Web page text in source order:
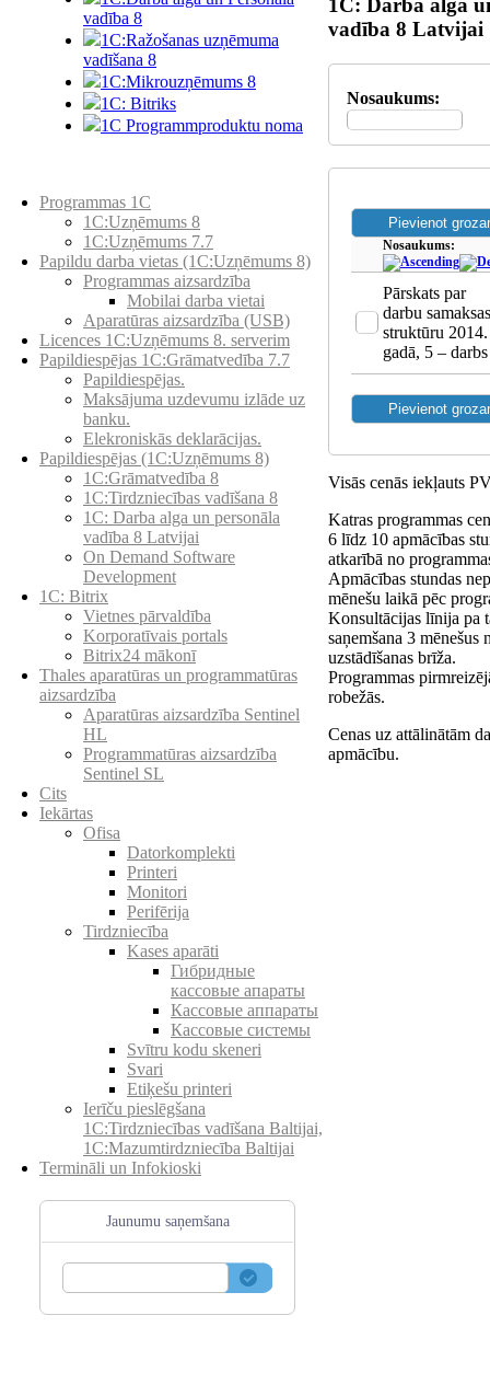
vadība 8
1C:Ražošanas uzņēmuma
vadīšana 8
1С:Мikrouzņēmums 8
1C: Bitriks
1C Programmproduktu noma
Programmas 1C
1C:Uzņēmums 8
1C:Uzņēmums 7.7
Papildu darba vietas (1C:Uzņēmums 8)
Programmas aizsardzība
Mobilai darba vietai
Aparatūras aizsardzība (USB)
Licences 1C:Uzņēmums 8. serverim
Papildiespējas 1C:Grāmatvedība 7.7
Papildiespējas.
Maksājuma uzdevumu izlāde uz
banku.
Elekroniskās deklarācijas.
Papildiespējas (1C:Uzņēmums 8)
1C:Grāmatvedība 8
1C:Tirdzniecības vadīšana 8
1С: Darba alga un personāla
vadība 8 Latvijai
On Demand Software
Development
1C: Bitrix
Vietnes pārvaldība
Korporatīvais portals
Bitrix24 mākonī
Thales aparatūras un programmatūras
aizsardzība
Aparatūras aizsardzība Sentinel
HL
Programmatūras aizsardzība
Sentinel SL
Cits
Iekārtas
Ofisa
Datorkomplekti
Printeri
Monitori
Perifērija
Tirdzniecība
Kases aparāti
Гибридные
кассовые апараты
Кассовые аппараты
Кассовые системы
Svītru kodu skeneri
Svari
Etiķešu printeri
Ierīču pieslēgšana
1C:Tirdzniecības vadīšana Baltijai,
1C:Mazumtirdzniecība Baltijai
Termināli un Infokioski
Jaunumu saņemšana
1С: Darba alga
vadība 8 Latvijai
Nosaukums:
Nosaukums:
Pārskats par
darbu samaksas
struktūru 2014.
gadā, 5 – darbs
Visās cenās iekļauts
Katras programmas
6 līdz 10 apmācības
atkarībā no
Apmācības stundas
mēnešu laikā pēc
Konsultācijas līnija pa
saņemšana 3 mēnešus
uzstādīšanas brīža.
Programmas
robežās.
Cenas uz attālinātām
apmācību.